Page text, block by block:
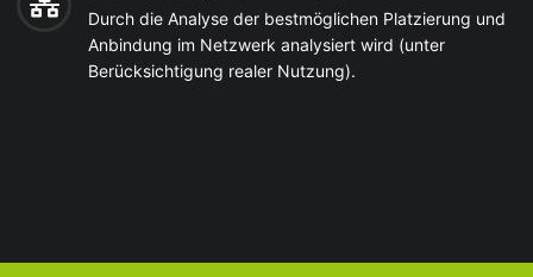
Durch die Analyse der bestmöglichen Platzierung und
Anbindung im Netzwerk analysiert wird (unter
Berücksichtigung realer Nutzung).